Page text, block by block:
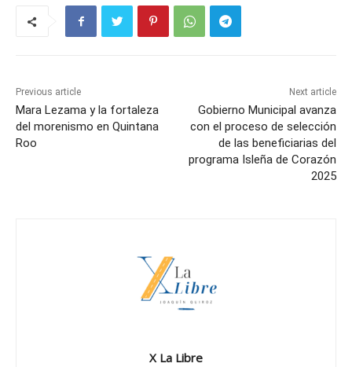
Previous article
Mara Lezama y la fortaleza
del morenismo en Quintana
Roo
Next article
Gobierno Municipal avanza
con el proceso de selección
de las beneficiarias del
programa Isleña de Corazón
2025
X La Libre